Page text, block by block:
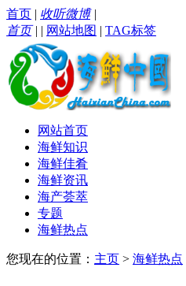
首页 | 收听微博|
首页| | 网站地图 | TAG标签
网站首页
海鲜知识
海鲜佳肴
海鲜资讯
海产荟萃
专题
海鲜热点
您现在的位置： 主页 > 海鲜热点